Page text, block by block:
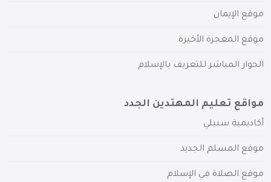
موقع الإيمان
موقع المعجزة الأخيرة
الحوار المباشر للتعريف بالإسلام
مواقع تعليم المهتدين الجدد
أكاديمية سبيلي
موقع المسلم الجديد
موقع الصلاة في الإسلام